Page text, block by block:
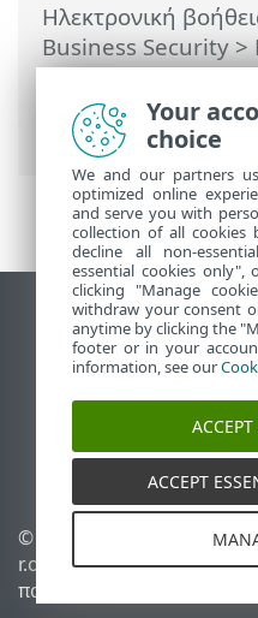
Ηλεκτρονική
Business Security>
Small Business
προχωρημένους>
Microsoft
Προβολή ιστότοπου
End of Life
Γνωσιακή βάση ESET
Ομάδα συζήτησης
ESET Status Portal
Τοπική υποστήριξη
© 1992 - 2026 ESET, spol. s
r.o. - Με την επιφύλαξη
παντός δικαιώματος.
Your
choice
We and our partners
optimized online
and serve you with
collection of all cookies
decline all non-
essential cookies
clicking "Manage
withdraw your consent
anytime by clicking the
footer or in your
information, see our
ACCEPT